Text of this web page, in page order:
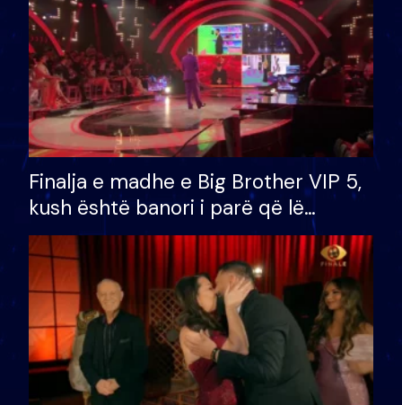
Finalja e madhe e Big Brother VIP 5,
kush është banori i parë që lë
shtëpinë dhe humb mundësinë për
të fituar çmimin e madh